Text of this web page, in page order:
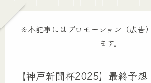
※本記事にはプロモーション（広告
ます。
【神戸新聞杯2025】最終予想